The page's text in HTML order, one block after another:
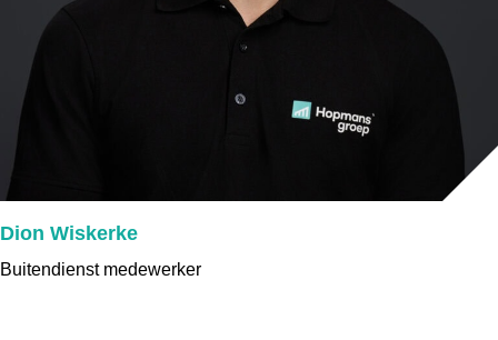
Dion Wiskerke
Buitendienst medewerker